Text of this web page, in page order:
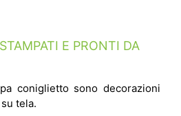
E PRONTI DA
coniglietto sono decorazioni
tela.